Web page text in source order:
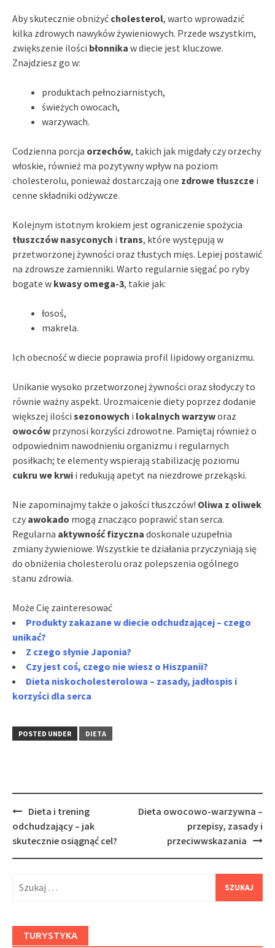
Aby skutecznie obniżyć cholesterol, warto wprowadzić
kilka zdrowych nawyków żywieniowych. Przede wszystkim,
zwiększenie ilości błonnika w diecie jest kluczowe.
Znajdziesz go w:
produktach pełnoziarnistych,
świeżych owocach,
warzywach.
Codzienna porcja orzechów, takich jak migdały czy orzechy
włoskie, również ma pozytywny wpływ na poziom
cholesterolu, ponieważ dostarczają one zdrowe tłuszcze i
cenne składniki odżywcze.
Kolejnym istotnym krokiem jest ograniczenie spożycia
tłuszczów nasyconych i trans, które występują w
przetworzonej żywności oraz tłustych mięs. Lepiej postawić
na zdrowsze zamienniki. Warto regularnie sięgać po ryby
bogate w kwasy omega-3, takie jak:
łosoś,
makrela.
Ich obecność w diecie poprawia profil lipidowy organizmu.
Unikanie wysoko przetworzonej żywności oraz słodyczy to
równie ważny aspekt. Urozmaicenie diety poprzez dodanie
większej ilości sezonowych i lokalnych warzyworaz
owoców przynosi korzyści zdrowotne. Pamiętaj również o
odpowiednim nawodnieniu organizmu i regularnych
posiłkach; te elementy wspierają stabilizację poziomu
cukru we krwi i redukują apetyt na niezdrowe przekąski.
Nie zapominajmy także o jakości tłuszczów! Oliwa z oliwek
czy awokado mogą znacząco poprawić stan serca.
Regularna aktywność fizyczna doskonale uzupełnia
zmiany żywieniowe. Wszystkie te działania przyczyniają się
do obniżenia cholesterolu oraz polepszenia ogólnego
stanu zdrowia.
Może Cię zainteresować
Produkty zakazane w diecie odchudzającej – czego
unikać?
Z czego słynie Japonia?
Czy jest coś, czego nie wiesz o Hiszpanii?
Dieta niskocholesterolowa – zasady, jadłospis i
korzyści dla serca
POSTED UNDER DIETA
Post
navigation
Dieta i trening
odchudzający – jak
skutecznie osiągnąć cel?
Dieta owocowo-warzywna –
przepisy, zasady i
przeciwwskazania
TURYSTYKA